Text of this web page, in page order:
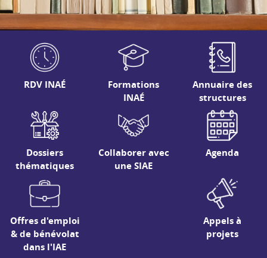
RDV INAÉ
Formations
INAÉ
Annuaire des
structures
Dossiers
thématiques
Collaborer avec
une SIAE
Agenda
Offres d'emploi
& de bénévolat
dans l'IAE
Appels à
projets